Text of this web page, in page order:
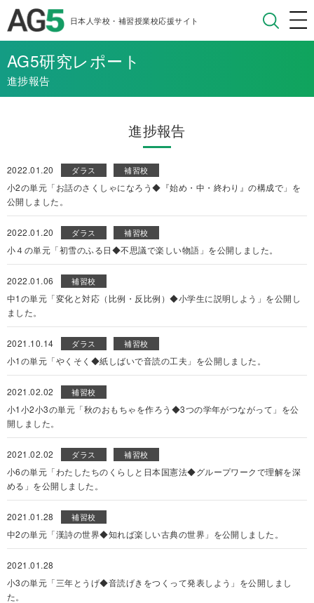
日本人学校・補習授業校応援サイト
AG5研究レポート
進捗報告
進捗報告
2022.01.20 ダラス 補習校
小2の単元「お話のさくしゃになろう◆『始め・中・終わり』の構成で」を
公開しました。
2022.01.20 ダラス 補習校
小４の単元「初雪のふる日◆不思議で楽しい物語」を公開しました。
2022.01.06 補習校
中1の単元「変化と対応（比例・反比例）◆小学生に説明しよう」を公開し
ました。
2021.10.14 ダラス 補習校
小1の単元「やくそく◆紙しばいで音読の工夫」を公開しました。
2021.02.02 補習校
小1小2小3の単元「秋のおもちゃを作ろう◆3つの学年がつながって」を公
開しました。
2021.02.02 ダラス 補習校
小6の単元「わたしたちのくらしと日本国憲法◆グループワークで理解を深
める」を公開しました。
2021.01.28 補習校
中2の単元「漢詩の世界◆知れば楽しい古典の世界」を公開しました。
2021.01.28
小3の単元「三年とうげ◆音読げきをつくって発表しよう」を公開しまし
た。